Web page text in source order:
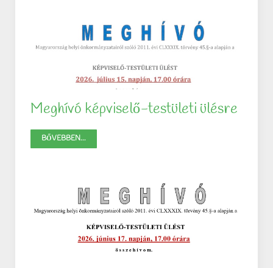
Meghívó képviselő-testületi ülésre
BŐVEBBEN...